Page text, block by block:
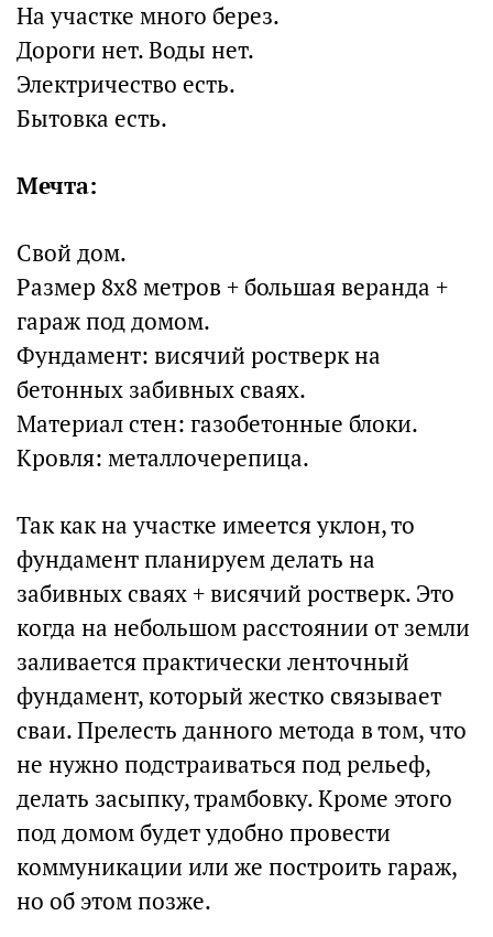
На участке много берез.
Дороги нет. Воды нет.
Электричество есть.
Бытовка есть.
Мечта:
Свой дом.
Размер 8х8 метров + большая веранда +
гараж под домом.
Фундамент: висячий ростверк на
бетонных забивных сваях.
Материал стен: газобетонные блоки.
Кровля: металлочерепица.
Так как на участке имеется уклон, то
фундамент планируем делать на
забивных сваях + висячий ростверк. Это
когда на небольшом расстоянии от земли
заливается практически ленточный
фундамент, который жестко связывает
сваи. Прелесть данного метода в том, что
не нужно подстраиваться под рельеф,
делать засыпку, трамбовку. Кроме этого
под домом будет удобно провести
коммуникации или же построить гараж,
но об этом позже.